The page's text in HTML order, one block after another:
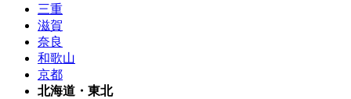
三重
滋賀
奈良
和歌山
京都
北海道・東北